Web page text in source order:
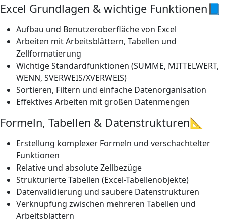
Excel Grundlagen & wichtige Funktionen📘
Aufbau und Benutzeroberfläche von Excel
Arbeiten mit Arbeitsblättern, Tabellen und
Zellformatierung
Wichtige Standardfunktionen (SUMME, MITTELWERT,
WENN, SVERWEIS/XVERWEIS)
Sortieren, Filtern und einfache Datenorganisation
Effektives Arbeiten mit großen Datenmengen
Formeln, Tabellen & Datenstrukturen📐
Erstellung komplexer Formeln und verschachtelter
Funktionen
Relative und absolute Zellbezüge
Strukturierte Tabellen (Excel-Tabellenobjekte)
Datenvalidierung und saubere Datenstrukturen
Verknüpfung zwischen mehreren Tabellen und
Arbeitsblättern